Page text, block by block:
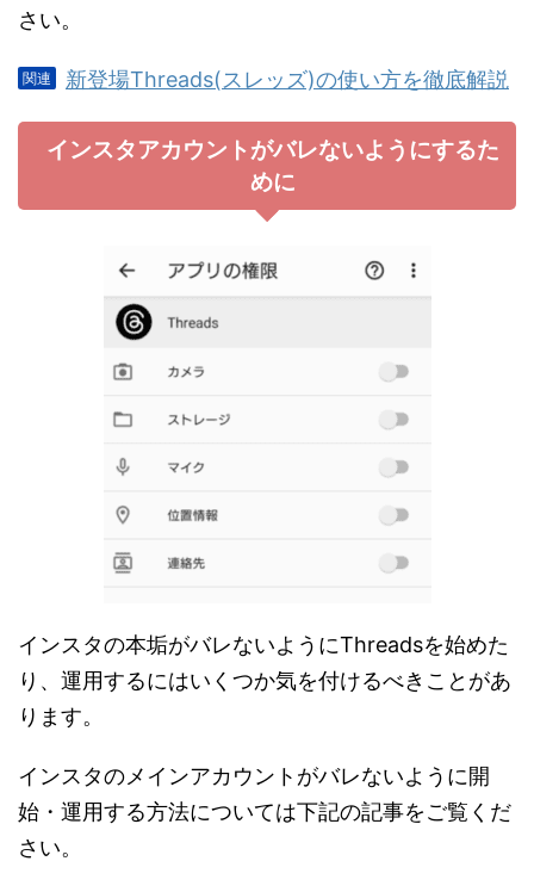
さい。
新登場Threads(スレッズ)の使い方を徹底解説
インスタアカウントがバレないようにするた
めに
インスタの本垢がバレないようにThreadsを始めた
り、運用するにはいくつか気を付けるべきことがあ
ります。
インスタのメインアカウントがバレないように開
始・運用する方法については下記の記事をご覧くだ
さい。